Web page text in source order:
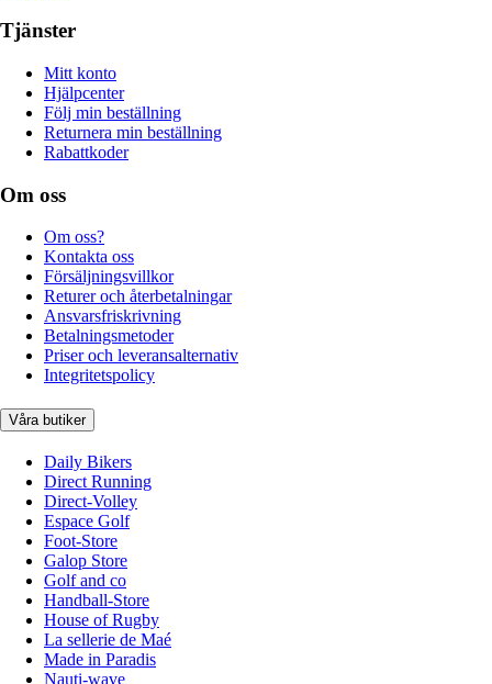
Tjänster
Mitt konto
Hjälpcenter
Följ min beställning
Returnera min beställning
Rabattkoder
Om oss
Om oss?
Kontakta oss
Försäljningsvillkor
Returer och återbetalningar
Ansvarsfriskrivning
Betalningsmetoder
Priser och leveransalternativ
Integritetspolicy
Våra butiker
Daily Bikers
Direct Running
Direct-Volley
Espace Golf
Foot-Store
Galop Store
Golf and co
Handball-Store
House of Rugby
La sellerie de Maé
Made in Paradis
Nauti-wave